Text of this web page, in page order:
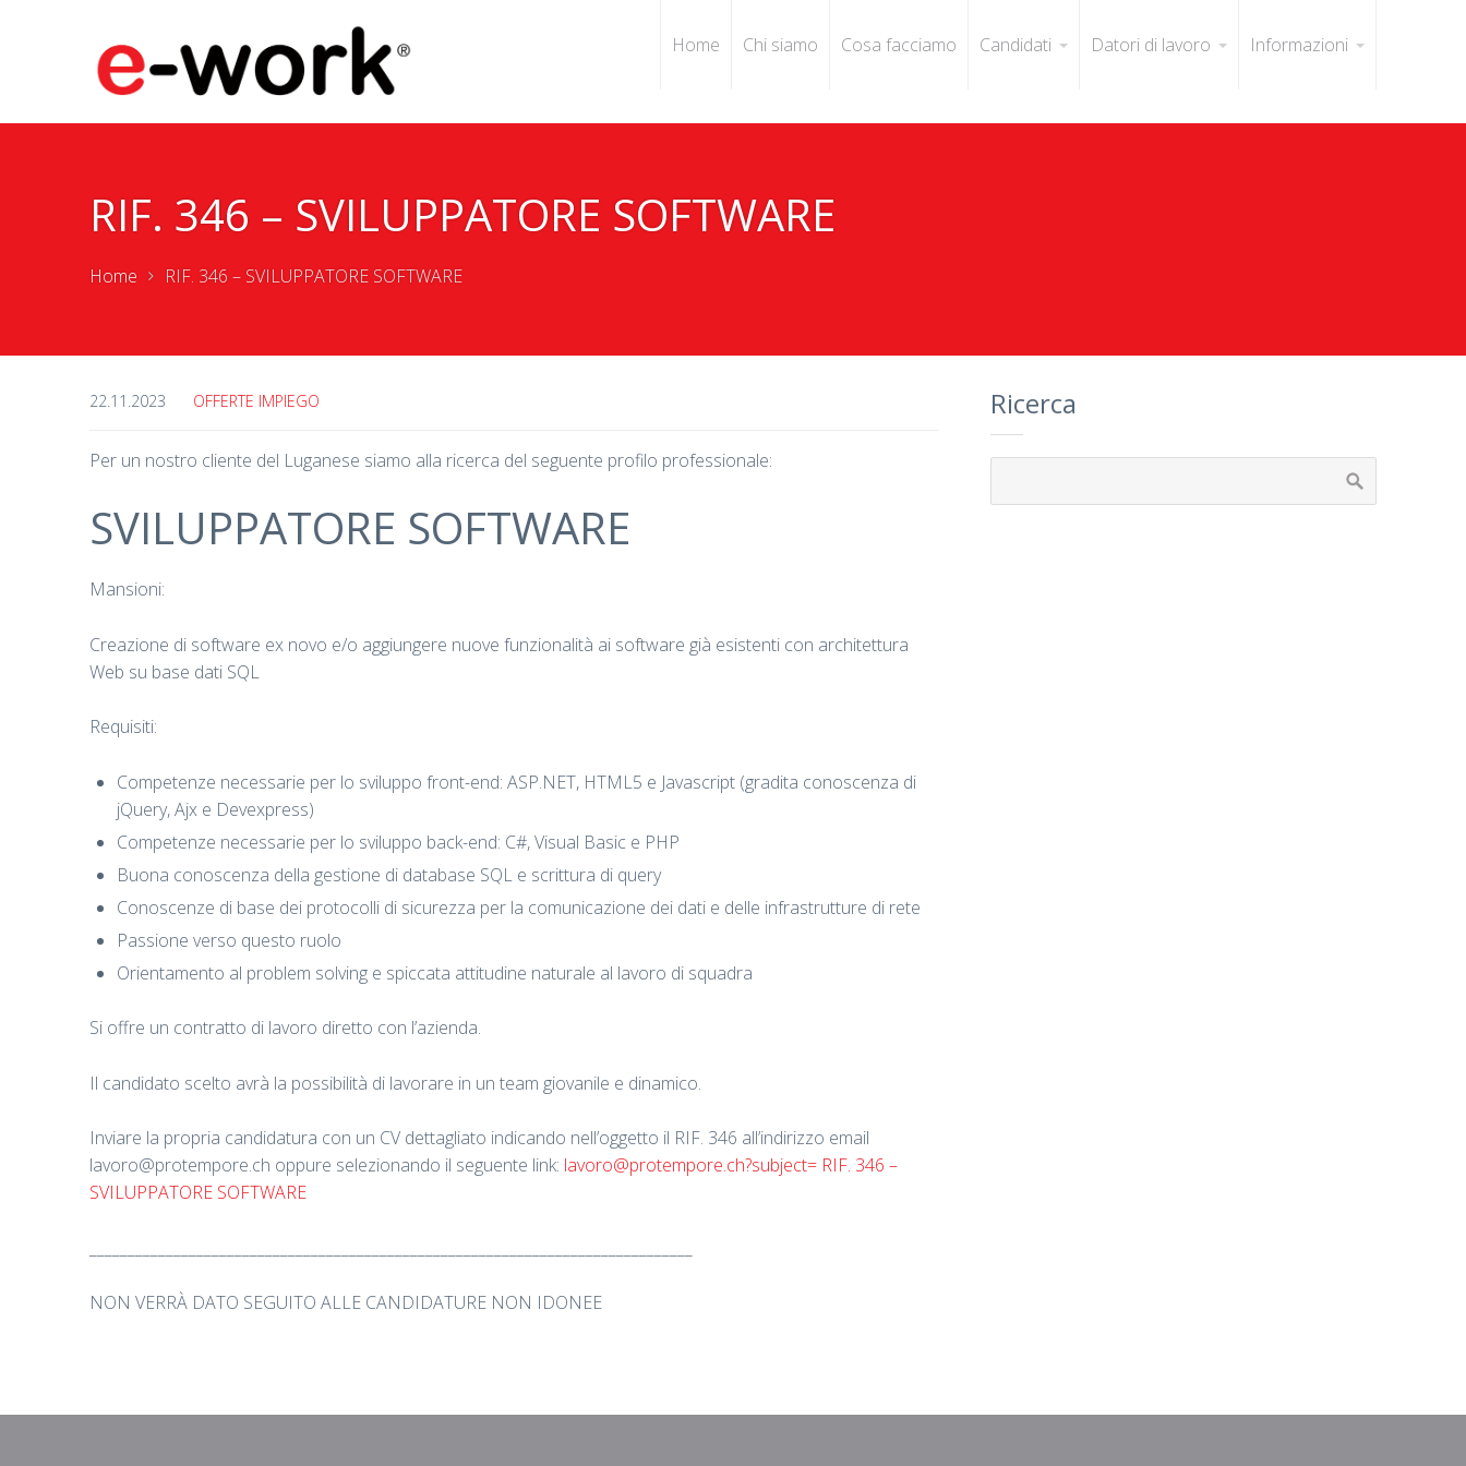
Home Chi siamo Cosa facciamo Candidati Datori di lavoro Informazioni
RIF. 346 – SVILUPPATORE SOFTWARE
Home RIF. 346 – SVILUPPATORE SOFTWARE
22.11.2023 OFFERTE IMPIEGO
Per un nostro cliente del Luganese siamo alla ricerca del seguente profilo professionale:
SVILUPPATORE SOFTWARE
Mansioni:
Creazione di software ex novo e/o aggiungere nuove funzionalità ai software già esistenti con architettura
Web su base dati SQL
Requisiti:
Competenze necessarie per lo sviluppo front-end: ASP.NET, HTML5 e Javascript (gradita conoscenza di
jQuery, Ajx e Devexpress)
Competenze necessarie per lo sviluppo back-end: C#, Visual Basic e PHP
Buona conoscenza della gestione di database SQL e scrittura di query
Conoscenze di base dei protocolli di sicurezza per la comunicazione dei dati e delle infrastrutture di rete
Passione verso questo ruolo
Orientamento al problem solving e spiccata attitudine naturale al lavoro di squadra
Si offre un contratto di lavoro diretto con l’azienda.
Il candidato scelto avrà la possibilità di lavorare in un team giovanile e dinamico.
Inviare la propria candidatura con un CV dettagliato indicando nell’oggetto il RIF. 346 all’indirizzo email
lavoro@protempore.ch oppure selezionando il seguente link: lavoro@protempore.ch?subject= RIF. 346 –
SVILUPPATORE SOFTWARE
NON VERRÀ DATO SEGUITO ALLE CANDIDATURE NON IDONEE
Ricerca